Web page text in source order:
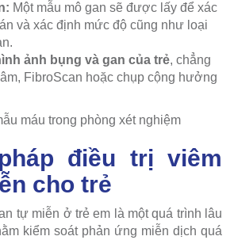
Một mẫu mô gan sẽ được lấy để xác
và xác định mức độ cũng như loại
ảnh bụng và gan của trẻ, chẳng
FibroScan hoặc chụp cộng hưởng
điều trị viêm
cho trẻ
tự miễn ở trẻ em là một quá trình lâu
kiểm soát phản ứng miễn dịch quá